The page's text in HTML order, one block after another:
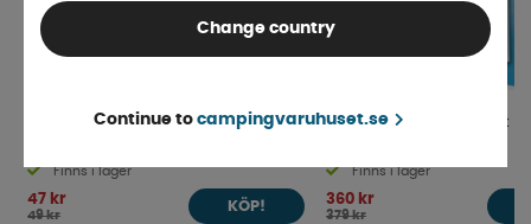
Myggspiral 10-pack
Finns i lager
47 kr
49 kr
KÖP!
Thermacell Refill 4-pack
Finns i lager
360 kr
379 kr
Change country
Continue to campingvaruhuset.se